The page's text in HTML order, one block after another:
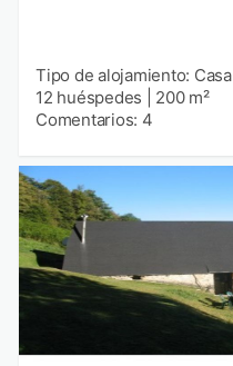
Tipo de alojamiento: Casa
12 huéspedes
200 m²
Comentarios: 4